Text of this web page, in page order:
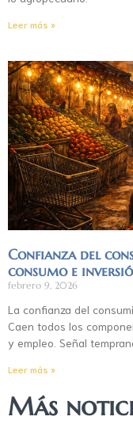
Leer más »
Confianza del
consumo e
febrero 9, 2026
La confianza del
Caen todos los
y empleo. Señal
Leer más »
Más